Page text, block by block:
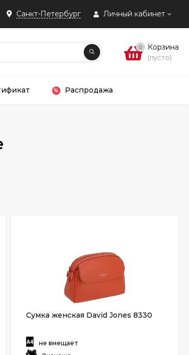
Санкт-Петербург Личный кабинет
0 Корзина
(пусто)
Распродажа
Сумка женская David Jones 8330
: не вмещает